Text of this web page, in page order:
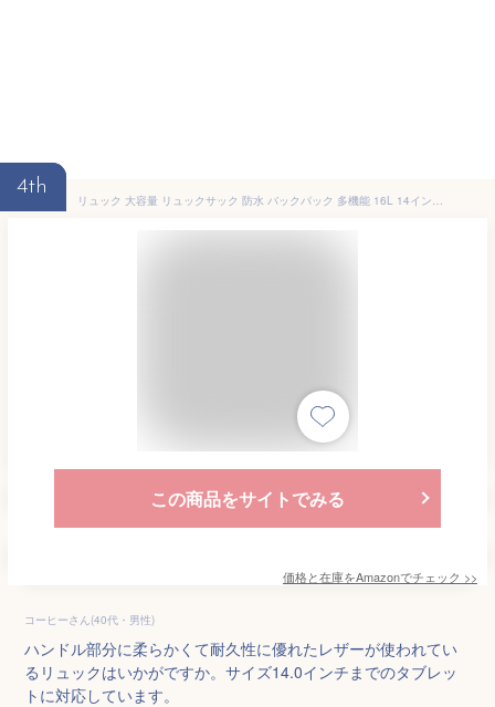
4th
リュック 大容量 リュックサック 防水 バックパック 多機能 16L 14インチ PC収納 キャンパス パック 旅行 デイパック アウトドア カジュアル 男女兼用 (ブラック) [並行輸入品]
この商品をサイトでみる
価格と在庫をAmazonでチェック >>
コーヒーさん(40代・男性)
ハンドル部分に柔らかくて耐久性に優れたレザーが使われてい
るリュックはいかがですか。サイズ14.0インチまでのタブレッ
トに対応しています。